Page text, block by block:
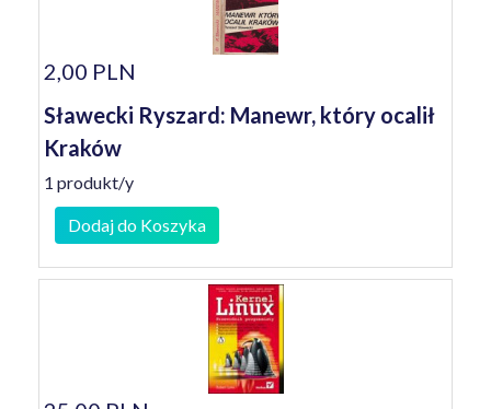
2,00 PLN
Sławecki Ryszard: Manewr, który ocalił
Kraków
1 produkt/y
Dodaj do Koszyka